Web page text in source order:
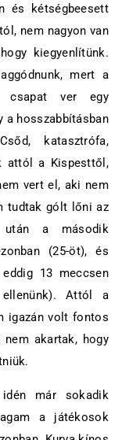
és kétségbeesett
nem nagyon van
kiegyenlítünk.
mert a
csapat ver egy
a hosszabbításban
katasztrófa,
attól a Kispesttől,
vert el, aki nem
tudtak gólt lőni az
után a második
(25-öt), és
13 meccsen
Attól a
igazán volt fontos
akartak, hogy
már sokadik
a játékosok